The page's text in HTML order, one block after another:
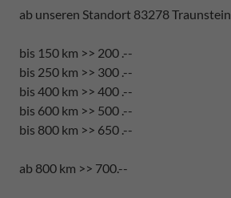
ab unseren Standort 83278 Traunstein
bis 150 km >> 200 .--
bis 250 km >> 300 .--
bis 400 km >> 400 .--
bis 600 km >> 500 .--
bis 800 km >> 650 .--
ab 800 km >> 700.--